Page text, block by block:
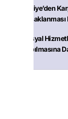
Suriye’den
Sosyal
Yapılmasına